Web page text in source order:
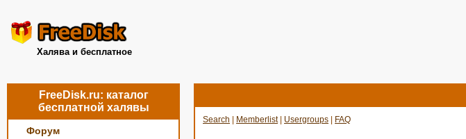
Халява и бесплатное
FreeDisk.ru: каталог
бесплатной халявы
Форум
Search Memberlist| Usergroups FAQ